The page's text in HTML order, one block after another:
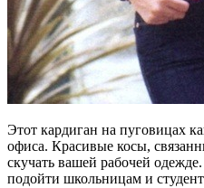
Этот кардиган на пуговицах
офиса. Красивые косы,
скучать вашей рабочей
подойти школьницам и